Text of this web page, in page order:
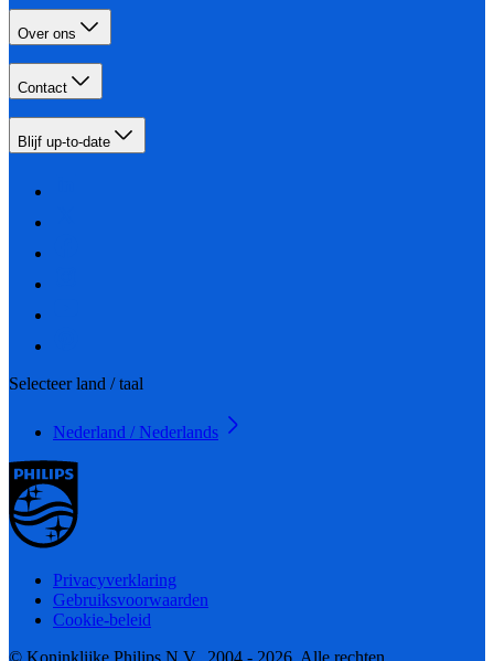
Over ons
Contact
Blijf up-to-date
Selecteer land / taal
Nederland / Nederlands
Privacyverklaring
Gebruiksvoorwaarden
Cookie-beleid
© Koninklijke Philips N.V., 2004 - 2026. Alle rechten